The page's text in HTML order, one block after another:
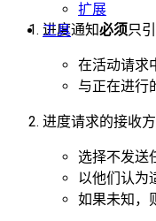
扩展
工具
进度通知必须只
在活动请求
与正在进行
进度请求的接收方
选择不发送
以他们认为
如果未知，